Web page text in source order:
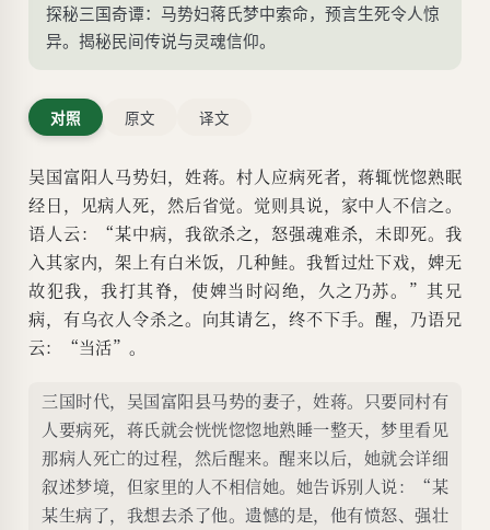
探秘三国奇谭：马势妇蒋氏梦中索命，预言生死令人惊
异。揭秘民间传说与灵魂信仰。
对照 原文 译文
吴国富阳人马势妇，姓蒋。村人应病死者，蒋辄恍惚熟眠
经日，见病人死，然后省觉。觉则具说，家中人不信之。
语人云：“某中病，我欲杀之，怒强魂难杀，未即死。我
入其家内，架上有白米饭，几种鲑。我暂过灶下戏，婢无
故犯我，我打其脊，使婢当时闷绝，久之乃苏。”其兄
病，有乌衣人令杀之。向其请乞，终不下手。醒，乃语兄
云：“当活”。
三国时代，吴国富阳县马势的妻子，姓蒋。只要同村有
人要病死，蒋氏就会恍恍惚惚地熟睡一整天，梦里看见
那病人死亡的过程，然后醒来。醒来以后，她就会详细
叙述梦境，但家里的人不相信她。她告诉别人说：“某
某生病了，我想去杀了他。遗憾的是，他有愤怒、强壮